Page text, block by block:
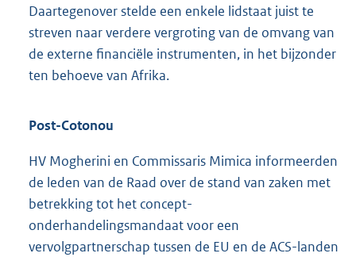
Daartegenover stelde een enkele lidstaat juist te
streven naar verdere vergroting van de omvang van
de externe financiële instrumenten, in het bijzonder
ten behoeve van Afrika.
Post-Cotonou
HV Mogherini en Commissaris Mimica informeerden
de leden van de Raad over de stand van zaken met
betrekking tot het concept-
onderhandelingsmandaat voor een
vervolgpartnerschap tussen de EU en de ACS-landen